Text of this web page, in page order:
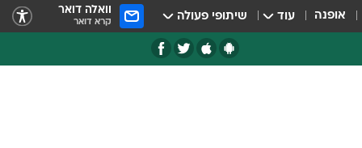
אופנה עוד שיתופי פעולה וואלה דואר
קרא דואר